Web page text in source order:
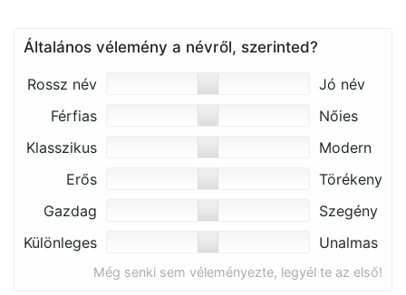
Általános vélemény a névről, szerinted?
Rossz név
Jó név
Férfias
Nőies
Klasszikus
Modern
Erős
Törékeny
Gazdag
Szegény
Különleges
Unalmas
Még senki sem véleményezte, legyél te az első!